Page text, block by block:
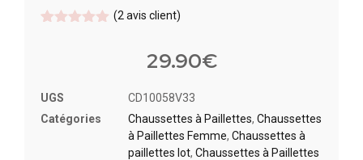
(2 avis client)
29.90€
UGS
CD10058V33
Catégories
Chaussettes à Paillette​s, Chaussettes
à Paillettes Femme, Chaussettes à
paillettes lot​, Chaussettes à Paillettes